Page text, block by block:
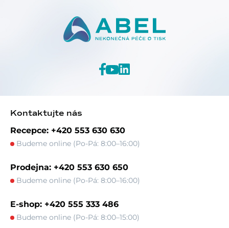
Kontaktujte nás
Recepce: +420 553 630 630
Budeme online (Po-Pá: 8:00–16:00)
Prodejna: +420 553 630 650
Budeme online (Po-Pá: 8:00–16:00)
E-shop: +420 555 333 486
Budeme online (Po-Pá: 8:00–15:00)